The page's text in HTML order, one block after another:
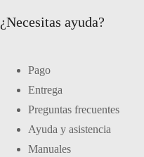
¿Necesitas ayuda?
Pago
Entrega
Preguntas frecuentes
Ayuda y asistencia
Manuales